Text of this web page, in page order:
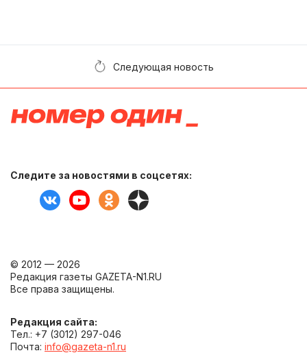
Следующая новость
Следите за новостями в соцсетях:
© 2012 — 2026
Редакция газеты GAZETA-N1.RU
Все права защищены.
Редакция сайта:
Тел.: +7 (3012) 297-046
Почта: info@gazeta-n1.ru